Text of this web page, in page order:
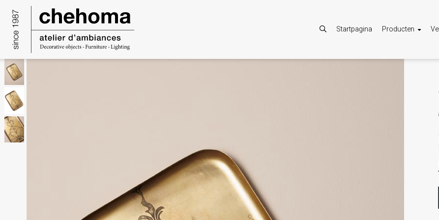
Startpagina Producten
Cookies beheer paneel